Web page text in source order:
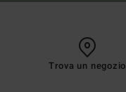
Trova un negozio